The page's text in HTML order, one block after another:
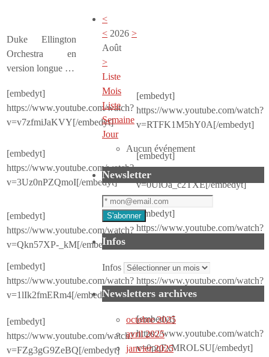
Duke Ellington
Orchestra en
version longue …
[embedyt]
https://www.youtube.com/watch?
v=v7zfmiJaKVY[/embedyt]
[embedyt]
https://www.youtube.com/watch?
v=RTFK1M5hY0A[/embedyt]
[embedyt]
https://www.youtube.com/watch?
v=3Uz0nPZQmoI[/embedyt]
[embedyt]
https://www.youtube.com/watch?
v=0UiOa_c2TXE[/embedyt]
[embedyt]
https://www.youtube.com/watch?
v=Qkn57XP-_kM[/embedyt]
[embedyt]
https://www.youtube.com/watch?
[embedyt]
https://www.youtube.com/watch?
v=1lIk2fmERm4[/embedyt]
[embedyt]
https://www.youtube.com/watch?
v=MVh6yeCTKm4[/embedyt]
[embedyt]
https://www.youtube.com/watch?
v=FZg3gG9ZeBQ[/embedyt]
[embedyt]
https://www.youtube.com/watch?
v=0pqFxMROLSU[/embedyt]
<
< 2026 >
Août
>
Liste
Mois
Liste
Semaine
Jour
Aucun événement
Newsletter
Infos
Infos
Newsletters archives
octobre 2025
avril 2025
janvier 2025